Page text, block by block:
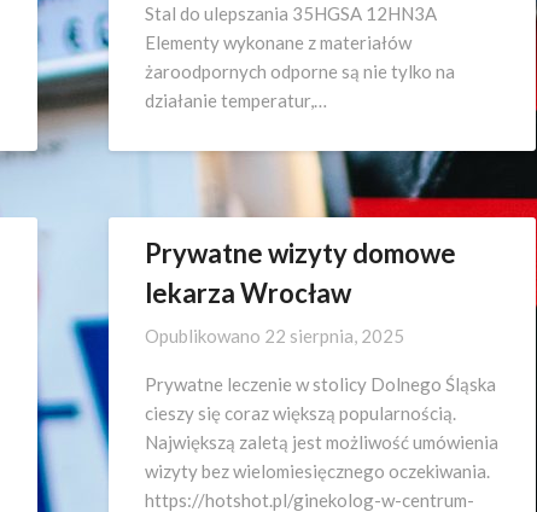
Stal do ulepszania 35HGSA 12HN3A
Elementy wykonane z materiałów
żaroodpornych odporne są nie tylko na
działanie temperatur,…
Prywatne wizyty domowe
lekarza Wrocław
Opublikowano 22 sierpnia, 2025
Prywatne leczenie w stolicy Dolnego Śląska
cieszy się coraz większą popularnością.
Największą zaletą jest możliwość umówienia
wizyty bez wielomiesięcznego oczekiwania.
https://hotshot.pl/ginekolog-w-centrum-